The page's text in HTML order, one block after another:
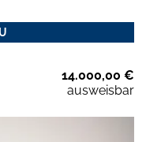
14.000,00 €
ausweisbar